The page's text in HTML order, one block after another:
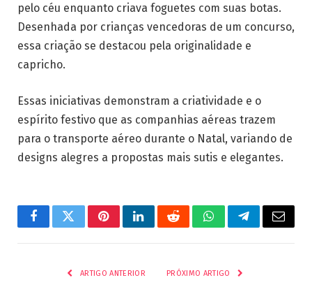
pelo céu enquanto criava foguetes com suas botas.
Desenhada por crianças vencedoras de um concurso,
essa criação se destacou pela originalidade e
capricho.
Essas iniciativas demonstram a criatividade e o
espírito festivo que as companhias aéreas trazem
para o transporte aéreo durante o Natal, variando de
designs alegres a propostas mais sutis e elegantes.
FacebookTwitterPinterestLinkedInRedditWhatsAppTelegrama
E-
ARTIGO ANTERIOR PRÓXIMO ARTIGO